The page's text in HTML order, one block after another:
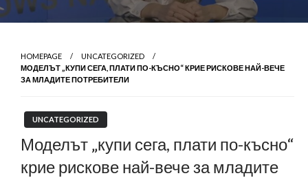
HOMEPAGE
UNCATEGORIZED
МОДЕЛЪТ „КУПИ СЕГА, ПЛАТИ ПО-КЪСНО“ КРИЕ РИСКОВЕ НАЙ-ВЕЧЕ
ЗА МЛАДИТЕ ПОТРЕБИТЕЛИ
UNCATEGORIZED
Моделът „купи сега, плати по-късно“
крие рискове най-вече за младите